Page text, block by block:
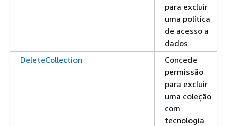
para excluir
uma política
de acesso a
dados
DeleteCollection
Concede
permissão
para excluir
uma coleção
com
tecnologia